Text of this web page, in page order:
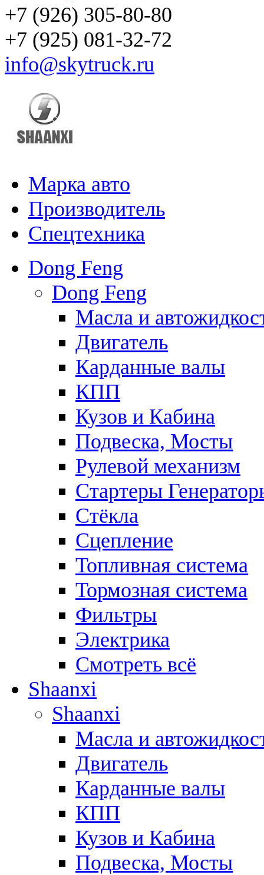
+7 (926) 305-80-80
+7 (925) 081-32-72
info@skytruck.ru
Марка авто
Производитель
Спецтехника
Dong Feng
Dong Feng
Масла и
Двигатель
Карданные валы
КПП
Кузов и Кабина
Подвеска, Мосты
Рулевой механизм
Стартеры
Стёкла
Сцепление
Топливная система
Тормозная система
Фильтры
Электрика
Смотреть всё
Shaanxi
Shaanxi
Масла и
Двигатель
Карданные валы
КПП
Кузов и Кабина
Подвеска, Мосты